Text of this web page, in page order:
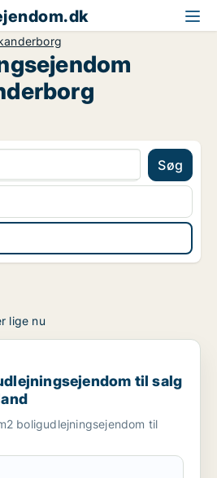
Søg
lige nu
til salg i Region
til salg
boligudlejningsejendom til